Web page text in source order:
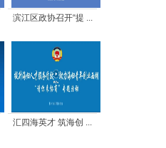
滨江区政协召开“提 ...
汇四海英才 筑海创 ...